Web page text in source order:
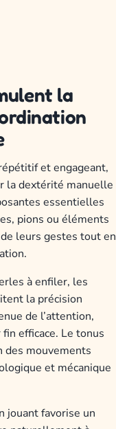
la
et engageant,
la dextérité manuelle
essentielles
pions ou éléments
leurs gestes tout en
à enfiler, les
la précision
de l’attention,
efficace. Le tonus
des mouvements
et mécanique
jouant favorise un